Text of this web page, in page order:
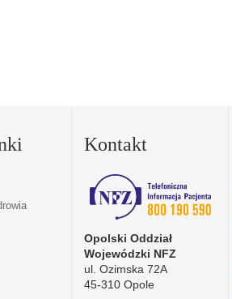
Kontakt
Opolski Oddział
Wojewódzki NFZ
ul. Ozimska 72A
45-310 Opole